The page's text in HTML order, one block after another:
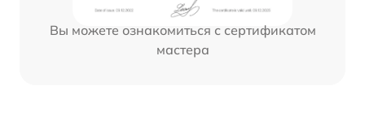
Вы можете ознакомиться с сертификатом
мастера